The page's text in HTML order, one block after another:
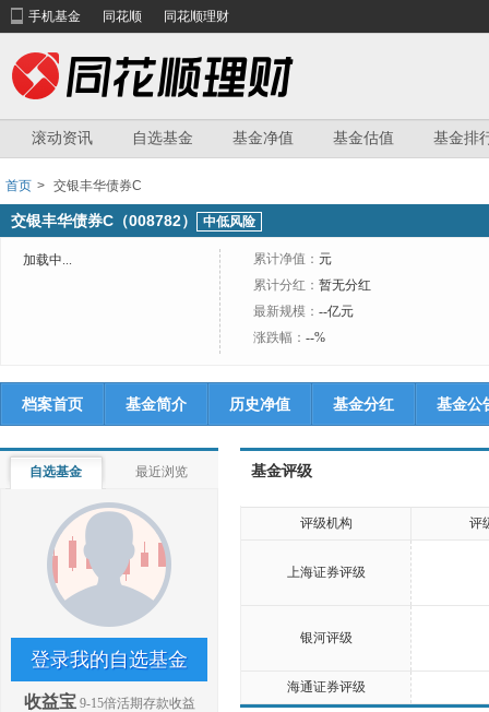
手机基金 同花顺 同花顺理财
滚动资讯 自选基金 基金净值 基金估值 基金排
首页 > 交银丰华债券C
交银丰华债券C（008782） 中低风险
加载中... 累计净值： 元
累计分红： 暂无分红
最新规模： --亿元
涨跌幅： --%
档案首页 基金简介 历史净值 基金分红 基金公
基金评级
评级机构 评
上海证券评级
银河评级
海通证券评级
自选基金 最近浏览
登录我的自选基金
收益宝 9-15倍活期存款收益